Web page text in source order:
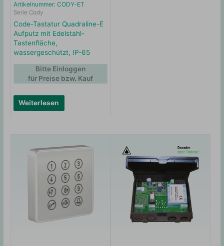
Artikelnummer: CODY-ET
Serie Cody
Code-Tastatur Quadraline-E
Aufputz mit Edelstahl-
Tastenfläche,
wassergeschützt, IP-65
Weiterlesen
Bitte Einloggen
für Preise bzw. Kauf